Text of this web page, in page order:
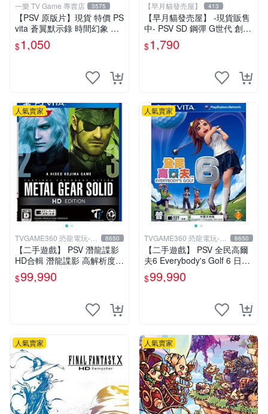
一樂 TV Game 專賣店 3575
【PSV 原版片】現貨 特價 PS
vita 蒼翼默示錄 時間幻象 BB
CP 中文版 支援 VITA TV【一
樂電玩】
$1,050
【早月貓發売屋】 413
【早月貓發売屋】 -現貨販售
中- PSV SD 鋼彈 G世代 創世
純日版 日文版
$1,790
人氣賣家
TVGAME360 恐龍電玩-台
中店
8650
【二手遊戲】 PSV 潛龍諜影
HD合輯 潛龍諜影 高解析度版
(MGS 2+3 HD) 日文版 【台
中恐龍電玩】
$99,990
人氣賣家
TVGAME360 恐龍電玩-台
中店
8650
【二手遊戲】 PSV 全民高爾
夫6 Everybody's Golf 6 日文
版 【台中恐龍電玩】
$99,990
人氣賣家 人氣賣家